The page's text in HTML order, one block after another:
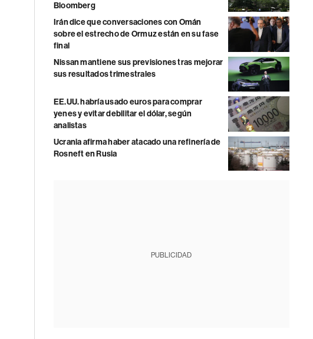
Bloomberg
Irán dice que conversaciones con Omán
sobre el estrecho de Ormuz están en su fase
final
Nissan mantiene sus previsiones tras mejorar
sus resultados trimestrales
EE.UU. habría usado euros para comprar
yenes y evitar debilitar el dólar, según
analistas
Ucrania afirma haber atacado una refinería de
Rosneft en Rusia
PUBLICIDAD